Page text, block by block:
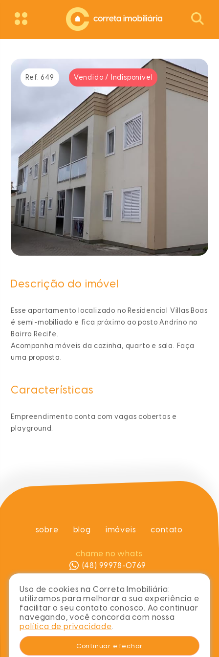
Ref. 649 Vendido / Indisponível
Descrição do imóvel
Esse apartamento localizado no Residencial Villas Boas
é semi-mobiliado e fica próximo ao posto Andrino no
Bairro Recife.
Acompanha móveis da cozinha, quarto e sala. Faça
uma proposta.
Características
Empreendimento conta com vagas cobertas e
playground.
sobre blog imóveis contato
chame no whats
(48) 99978-0769
nos acompanhe
Uso de cookies na Correta Imobiliária:
utilizamos para melhorar a sua experiência e
facilitar o seu contato conosco. Ao continuar
navegando, você concorda com nossa
política de privacidade.
Continuar e fechar